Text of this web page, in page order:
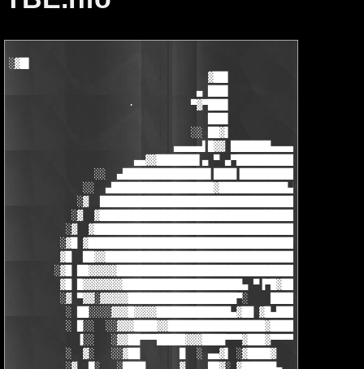
░▓█▌
                                   ▓██▌
                                 ▄ ███▌
                     ·          ▀▓▀███▌                ·
                                ░░ ██▓▌
                             ▄▄▄▄▄▌█▓▓ ███████▄▄▄▄
                      ▄▄▓▓███████▌▄ ▀ ▄▀███████████ ▓▄▄
░░  ▄███████████████▌████▐█████████ ████▓▓▄▄
             ░░  ▄██████████████████▓████████████▄███████▓▓█▄
░▓
░▓
░▓
░▓█
▓█
░▓█
▓█ █▓▓▓▓▓▓▓█████████████████████▄
░▓ ▀▓▓░▓▓▓▓▓███████████████████▀░
░ ██░░░░▓▓▓█▓▓▓▓█████████████▄▓██
░ █░░
▐░░   ░▓▓██▀▀▀█████▓▓▓████▀▀▀▓███▓▀▀▀▀▀▀▀▀ ▓
░  ▓░   ░░▓██       █  ░ ▄▄▓▌ ░▓████▓    ·   ░   ·